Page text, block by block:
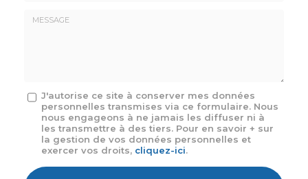
Message
J'autorise ce site à conserver mes données
personnelles transmises via ce formulaire. Nous
nous engageons à ne jamais les diffuser ni à
les transmettre à des tiers. Pour en savoir + sur
la gestion de vos données personnelles et
exercer vos droits, cliquez-ici.
Acceptation